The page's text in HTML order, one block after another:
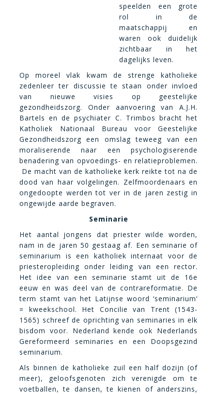
speelden een grote
rol in de
maatschappij en
waren ook duidelijk
zichtbaar in het
dagelijks leven.
Op moreel vlak kwam de strenge katholieke
zedenleer ter discussie te staan onder invloed
van nieuwe visies op geestelijke
gezondheidszorg. Onder aanvoering van A.J.H.
Bartels en de psychiater C. Trimbos bracht het
Katholiek Nationaal Bureau voor Geestelijke
Gezondheidszorg een omslag teweeg van een
moraliserende naar een psychologiserende
benadering van opvoedings- en relatieproblemen.
De macht van de katholieke kerk reikte tot na de
dood van haar volgelingen. Zelfmoordenaars en
ongedoopte werden tot ver in de jaren zestig in
ongewijde aarde begraven.
Seminarie
Het aantal jongens dat priester wilde worden,
nam in de jaren 50 gestaag af. Een seminarie of
seminarium is een katholiek internaat voor de
priesteropleiding onder leiding van een rector.
Het idee van een seminarie stamt uit de 16e
eeuw en was deel van de contrareformatie. De
term stamt van het Latijnse woord ‘seminarium’
= kweekschool. Het Concilie van Trent (1543-
1565) schreef de oprichting van seminaries in elk
bisdom voor. Nederland kende ook Nederlands
Gereformeerd seminaries en een Doopsgezind
seminarium.
Als binnen de katholieke zuil een half dozijn (of
meer), geloofsgenoten zich verenigde om te
voetballen, te dansen, te kienen of anderszins,